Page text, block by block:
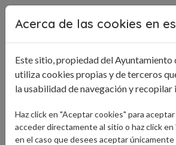
Pasar al contenido principal
Acerca de las cookies en
Este sitio, propiedad del Ayuntamiento
utiliza cookies propias y de terceros
la usabilidad de navegación y
Haz click en "Aceptar cookies" para
acceder directamente al sitio o haz click en
en el caso que desees aceptar únicamente